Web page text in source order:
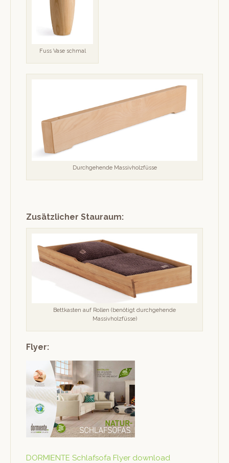
Fuss Vase schmal
Durchge­hende Massivholzfüsse
Zusätzlicher Stauraum:
Bet­tkas­ten auf Rollen (benötigt durchge­hende
Massivholzfüsse)
Flyer:
DORMIENTE Schlaf­so­fa Fly­er download